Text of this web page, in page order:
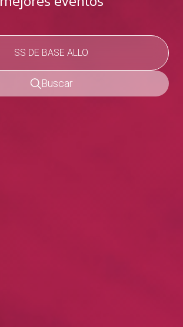
Buscar